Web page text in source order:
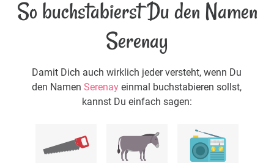
So buchstabierst Du den Namen
Serenay
Damit Dich auch wirklich jeder versteht, wenn Du
den NamenSerenay einmal buchstabieren sollst,
kannst Du einfach sagen: